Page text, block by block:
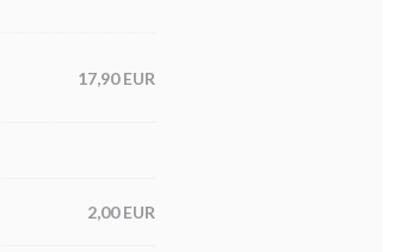
17,90 EUR
2,00 EUR